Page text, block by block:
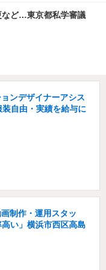
など…東京都私学審議
ンデザイナーアシス
自由・実績を給与に
制作・運用スタッ
い」横浜市西区高島